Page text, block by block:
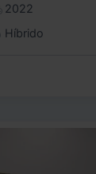
2022
Híbrido